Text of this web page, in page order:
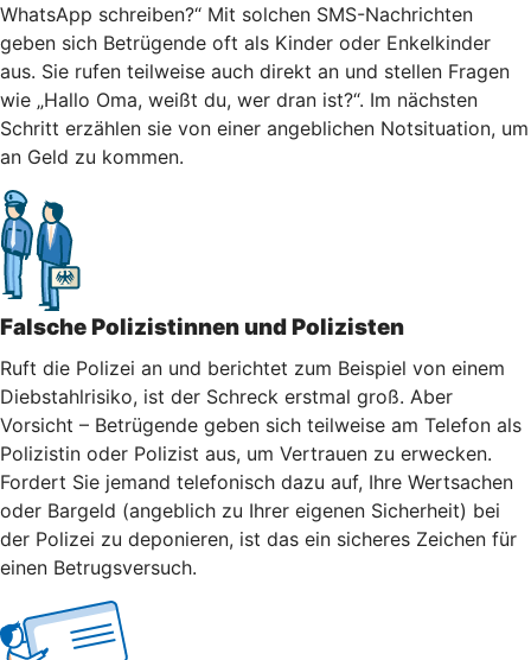
WhatsApp schreiben?“ Mit solchen SMS-Nachrichten
geben sich Betrügende oft als Kinder oder Enkelkinder
aus. Sie rufen teilweise auch direkt an und stellen Fragen
wie „Hallo Oma, weißt du, wer dran ist?“. Im nächsten
Schritt erzählen sie von einer angeblichen Notsituation, um
an Geld zu kommen.
Falsche Polizistinnen und Polizisten
Ruft die Polizei an und berichtet zum Beispiel von einem
Diebstahlrisiko, ist der Schreck erstmal groß. Aber
Vorsicht – Betrügende geben sich teilweise am Telefon als
Polizistin oder Polizist aus, um Vertrauen zu erwecken.
Fordert Sie jemand telefonisch dazu auf, Ihre Wertsachen
oder Bargeld (angeblich zu Ihrer eigenen Sicherheit) bei
der Polizei zu deponieren, ist das ein sicheres Zeichen für
einen Betrugsversuch.